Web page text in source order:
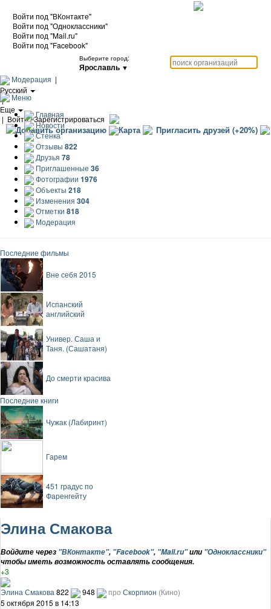
Войти под "ВКонтакте"
Войти под "Одноклассники"
Войти под "Mail.ru"
Войти под "Facebook"
Выберите город:
Ярославль ▼
Модерация |
Русский
|
Еще
| Войти / Зарегистрироваться
Добавить организацию Карта Пригласить друзей (+20%)
Меню
Главная
Новости
Стенка
Отзывы 822
Друзья 78
Приглашенные 36
Фотографии 1976
Объекты 218
Изменения 304
Отметки 818
Модерация
Последние фильмы
Вне себя 2015
Испанский
английский
Универ. Саша и
Таня. (Сашатаня)
До смерти красива
Последние книги
Чужак (Лабиринт)
Гарем
451 градус по
Фаренгейту
Элина Смакова
Войдите через "ВКонтакте", "Facebook", "Mail.ru"или "Одноклассники"
чтобы иметь возможность оставлять сообщения.
+3
Элина Смакова 822 948 про Скорпион (Кино)
5 октября 2015 в 14:13